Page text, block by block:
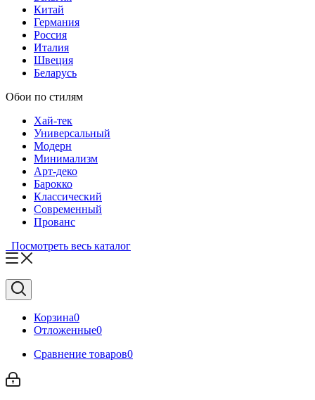
Китай
Германия
Россия
Италия
Швеция
Беларусь
Обои по стилям
Хай-тек
Универсальный
Модерн
Минимализм
Арт-деко
Барокко
Классический
Современный
Прованс
Посмотреть весь каталог
Корзина0
Отложенные0
Сравнение товаров0